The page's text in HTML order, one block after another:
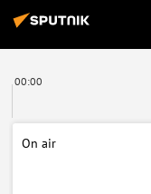
00:00
On air